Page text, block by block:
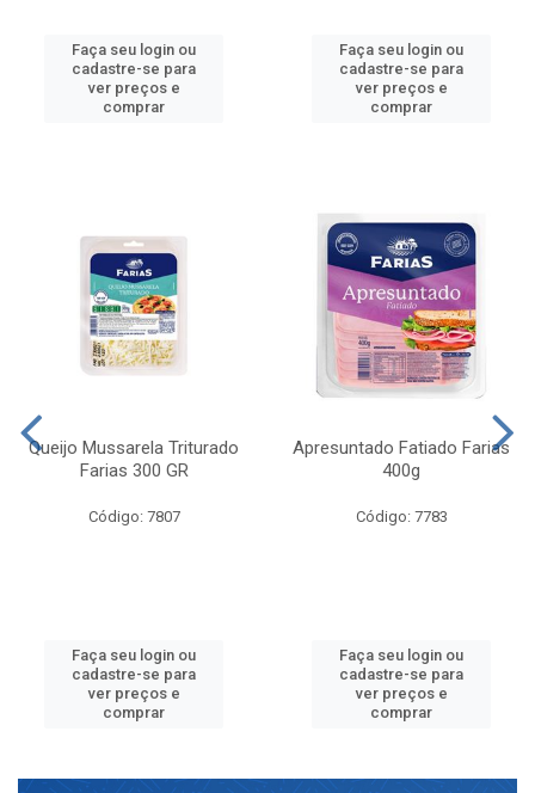
Faça seu login ou
cadastre-se para
ver preços e
comprar
Faça seu login ou
cadastre-se para
ver preços e
comprar
Queijo Mussarela Triturado
Farias 300 GR
Código: 7807
Faça seu login ou
cadastre-se para
ver preços e
comprar
Apresuntado Fatiado Farias
400g
Código: 7783
Faça seu login ou
cadastre-se para
ver preços e
comprar